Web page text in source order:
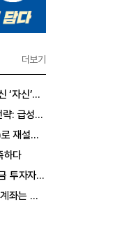
더보기
신’이다
하반기를 맞다
생소득 전략
하다
계해야 하는가
인가?